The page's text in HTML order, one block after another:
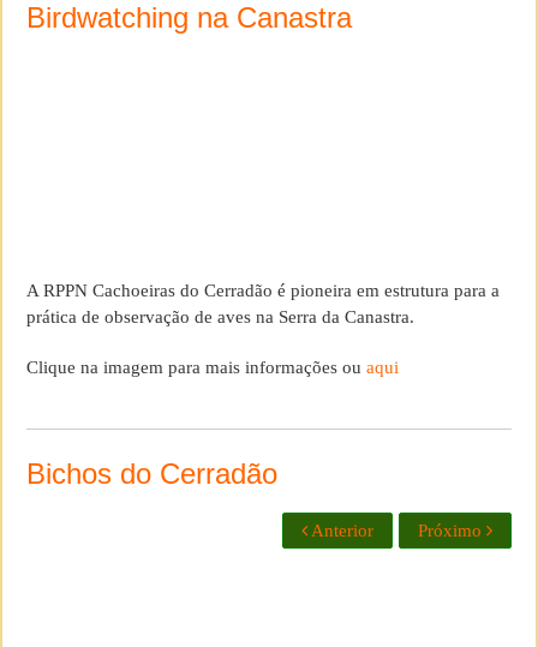
Birdwatching na Canastra
A RPPN Cachoeiras do Cerradão é pioneira em estrutura para a
prática de observação de aves na Serra da Canastra.
Clique na imagem para mais informações ouaqui
Bichos do Cerradão
Próximo
Anterior